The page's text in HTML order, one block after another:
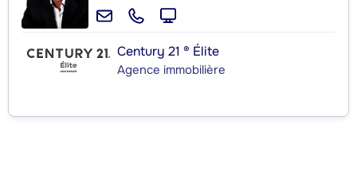
Century 21 ® Élite
Agence immobilière